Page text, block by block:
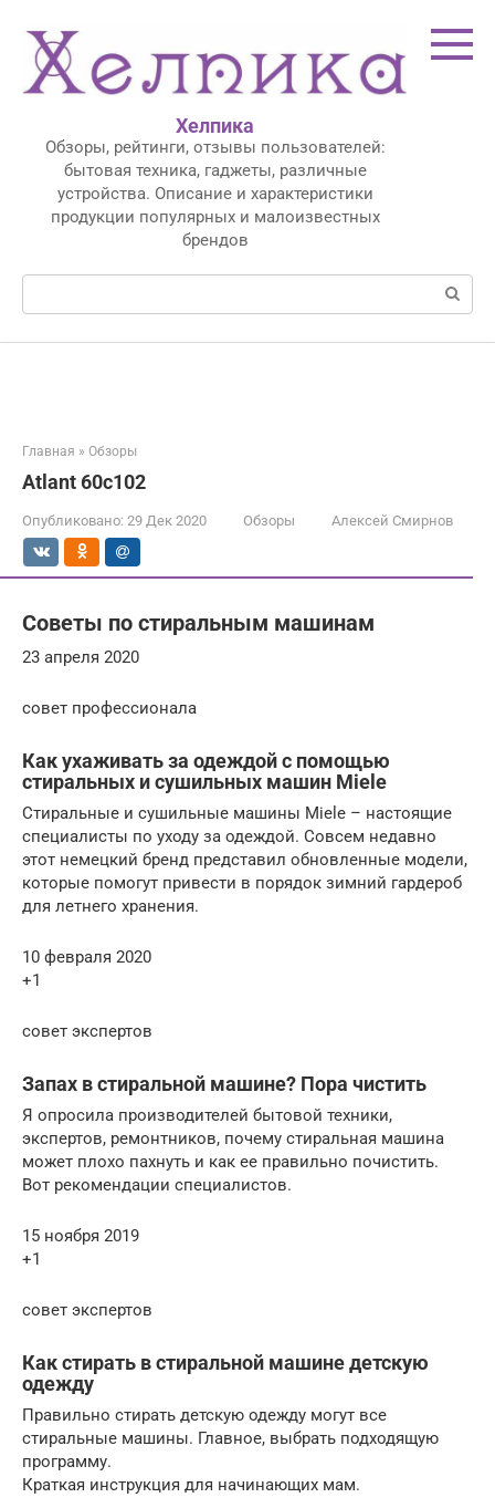
контенту
Хелпика
Обзоры, рейтинги, отзывы пользователей:
бытовая техника, гаджеты, различные
устройства. Описание и характеристики
продукции популярных и малоизвестных
брендов
Поиск:
Главная » Обзоры
Atlant 60с102
Опубликовано: 29 Дек 2020 Обзоры Алексей Смирнов
Советы по стиральным машинам
23 апреля 2020
совет профессионала
Как ухаживать за одеждой с помощью
стиральных и сушильных машин Miele
Стиральные и сушильные машины Miele – настоящие
специалисты по уходу за одеждой. Совсем недавно
этот немецкий бренд представил обновленные модели,
которые помогут привести в порядок зимний гардероб
для летнего хранения.
10 февраля 2020
+1
совет экспертов
Запах в стиральной машине? Пора чистить
Я опросила производителей бытовой техники,
экспертов, ремонтников, почему стиральная машина
может плохо пахнуть и как ее правильно почистить.
Вот рекомендации специалистов.
15 ноября 2019
+1
совет экспертов
Как стирать в стиральной машине детскую
одежду
Правильно стирать детскую одежду могут все
стиральные машины. Главное, выбрать подходящую
программу.
Краткая инструкция для начинающих мам.